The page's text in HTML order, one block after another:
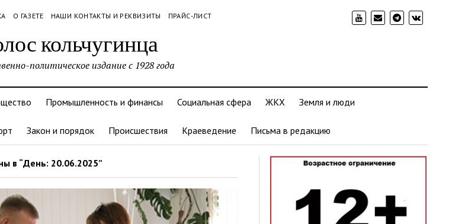
О ГАЗЕТЕ НАШИ КОНТАКТЫ И РЕКВИЗИТЫ ПРАЙС-ЛИСТ
кольчугинца
политическое издание с 1928 года
Промышленность и финансы Социальная сфера ЖКХ Земля и люди
Закон и порядок Происшествия Краеведение Письма в редакцию
в “День: 20.06.2025”